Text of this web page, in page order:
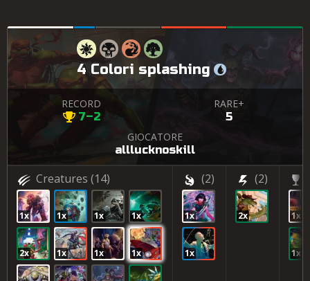
4 Colori splashing
RECORD
7–2
RARE+
5
GIOCATORE
alllucknoskill
Creatures (14)
1x 1x 1x 1x
2x 1x 1x 1x
(2)
1x
1x
(2)
2x 1x
1x